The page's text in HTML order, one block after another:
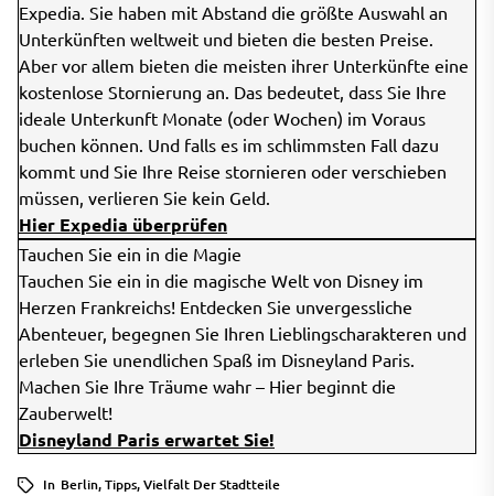
Expedia. Sie haben mit Abstand die größte Auswahl an
Unterkünften weltweit und bieten die besten Preise.
Aber vor allem bieten die meisten ihrer Unterkünfte eine
kostenlose Stornierung an. Das bedeutet, dass Sie Ihre
ideale Unterkunft Monate (oder Wochen) im Voraus
buchen können. Und falls es im schlimmsten Fall dazu
kommt und Sie Ihre Reise stornieren oder verschieben
müssen, verlieren Sie kein Geld.
Hier Expedia überprüfen
Tauchen Sie ein in die Magie
Tauchen Sie ein in die magische Welt von Disney im
Herzen Frankreichs! Entdecken Sie unvergessliche
Abenteuer, begegnen Sie Ihren Lieblingscharakteren und
erleben Sie unendlichen Spaß im Disneyland Paris.
Machen Sie Ihre Träume wahr – Hier beginnt die
Zauberwelt!
Disneyland Paris erwartet Sie!
In Berlin,Tipps,Vielfalt Der Stadtteile